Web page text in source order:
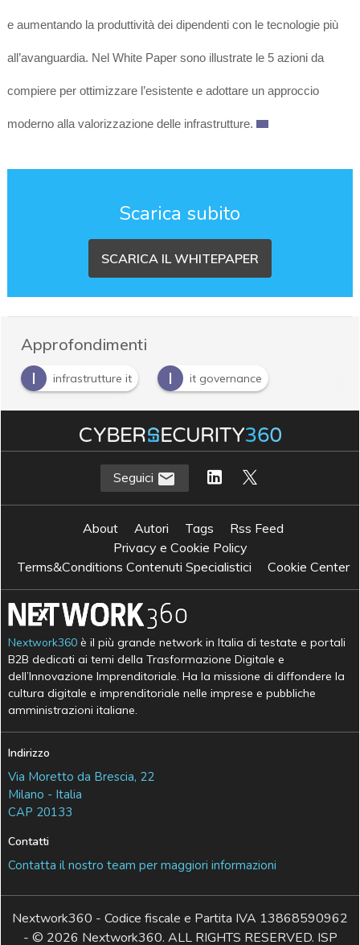
e aumentando la produttività dei dipendenti con le tecnologie più
all’avanguardia. Nel White Paper sono illustrate le 5 azioni da
compiere per ottimizzare l’esistente e adottare un approccio
moderno alla valorizzazione delle infrastrutture.
Scarica subito
SCARICA IL WHITEPAPER
Approfondimenti
I
infrastrutture it I it governance
S sicurezza IT
Seguici
About Autori Tags
Rss Feed
Privacy e Cookie Policy
Terms&Conditions Contenuti Specialistici
Cookie Center
Nextwork360 è il più grande network in Italia di testate e portali
B2B dedicati ai temi della Trasformazione Digitale e
dell’Innovazione Imprenditoriale. Ha la missione di diffondere la
cultura digitale e imprenditoriale nelle imprese e pubbliche
amministrazioni italiane.
Indirizzo
Via Moretto da Brescia, 22
Milano - Italia
CAP 20133
Contatti
Contatta il nostro team per maggiori informazioni
Nextwork360 - Codice fiscale e Partita IVA 13868590962
- © 2026 Nextwork360. ALL RIGHTS RESERVED. ISP